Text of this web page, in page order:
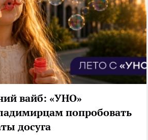
вайб: «УНО»
попробовать
досуга